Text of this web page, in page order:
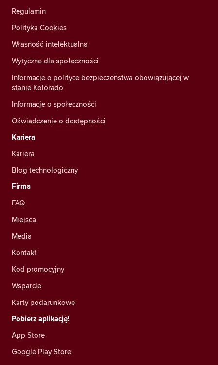
Regulamin
Polityka Cookies
Własność intelektualna
Wytyczne dla społeczności
Informacje o polityce bezpieczeństwa obowiązującej w
stanie Kolorado
Informacje o społeczności
Oświadczenie o dostępności
Kariera
Kariera
Blog technologiczny
Firma
FAQ
Miejsca
Media
Kontakt
Kod promocyjny
Wsparcie
Karty podarunkowe
Pobierz aplikację!
App Store
Google Play Store